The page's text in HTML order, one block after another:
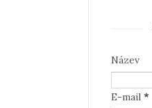
Název
E-mail *